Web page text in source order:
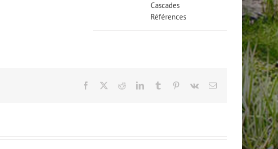
Cascades
Références
Facebook RedditLinkedInTumblr Pinterest
Vk Email